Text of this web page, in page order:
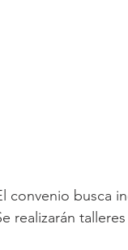
convenio busca
realizarán